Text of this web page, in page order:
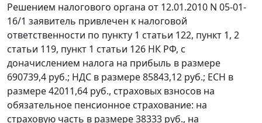
Решением налогового органа от 12.01.2010 N 05-01-
16/1 заявитель привлечен к налоговой
ответственности по пункту 1 статьи 122, пункт 1, 2
статьи 119, пункт 1 статьи 126 НК РФ, с
доначислением налога на прибыль в размере
690739,4 руб.; НДС в размере 85843,12 руб.; ЕСН в
размере 42011,64 руб., страховых взносов на
обязательное пенсионное страхование: на
страховую часть в размере 38333 руб., на